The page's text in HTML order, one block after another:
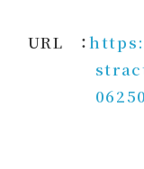
URL ：